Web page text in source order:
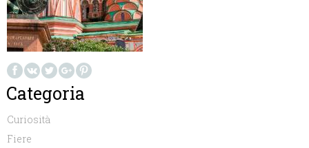
Categoria
Curiosità
Fiere